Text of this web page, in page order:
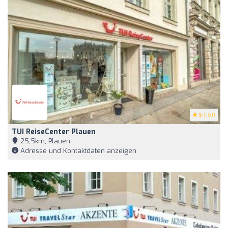
5 (151)
TUI ReiseCenter Plauen
25,5km, Plauen
Adresse und Kontaktdaten anzeigen